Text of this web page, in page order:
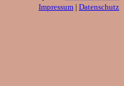
Impressum | Datenschutz